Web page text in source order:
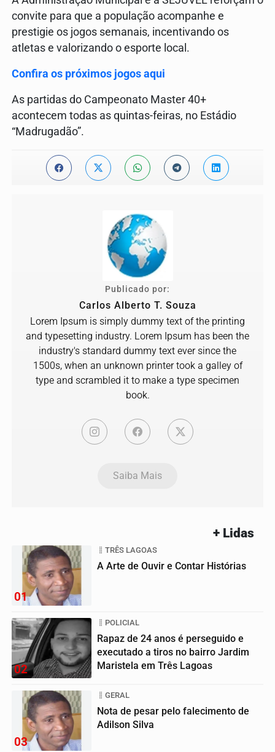
convite para que a população acompanhe e
prestigie os jogos semanais, incentivando os
atletas e valorizando o esporte local.
Confira os próximos jogos aqui
As partidas do Campeonato Master 40+
acontecem todas as quintas-feiras, no Estádio
“Madrugadão”.
Publicado por:
Carlos Alberto T. Souza
Lorem Ipsum is simply dummy text of the printing
and typesetting industry. Lorem Ipsum has been the
industry's standard dummy text ever since the
1500s, when an unknown printer took a galley of
type and scrambled it to make a type specimen
book.
Saiba Mais
+ Lidas
01
TRÊS LAGOAS
A Arte de Ouvir e Contar Histórias
02
POLICIAL
Rapaz de 24 anos é perseguido e
executado a tiros no bairro Jardim
Maristela em Três Lagoas
03
GERAL
Nota de pesar pelo falecimento de
Adilson Silva